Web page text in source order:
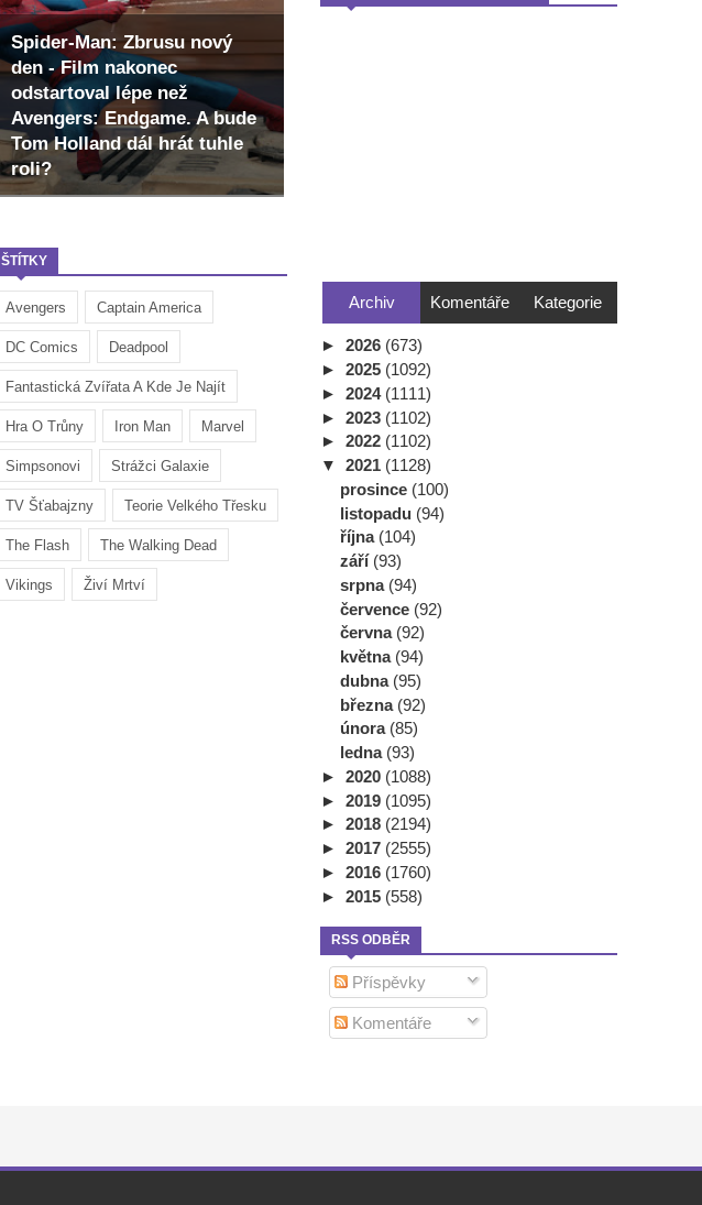
Spider-Man: Zbrusu nový
den - Film nakonec
odstartoval lépe než
Avengers: Endgame. A bude
Tom Holland dál hrát tuhle
roli?
ŠTÍTKY
Avengers Captain America
DC Comics Deadpool
Fantastická Zvířata A Kde Je Najít
Hra O Trůny Iron Man Marvel
Simpsonovi Strážci Galaxie
TV Šťabajzny Teorie Velkého Třesku
The Flash The Walking Dead
Vikings Živí Mrtví
Archiv Komentáře Kategorie
► 2026 (673)
► 2025 (1092)
► 2024 (1111)
► 2023 (1102)
► 2022 (1102)
▼ 2021 (1128)
prosince (100)
listopadu (94)
října (104)
září (93)
srpna (94)
července (92)
června (92)
května (94)
dubna (95)
března (92)
února (85)
ledna (93)
► 2020 (1088)
► 2019 (1095)
► 2018 (2194)
► 2017 (2555)
► 2016 (1760)
► 2015 (558)
RSS ODBĚR
Příspěvky
Komentáře